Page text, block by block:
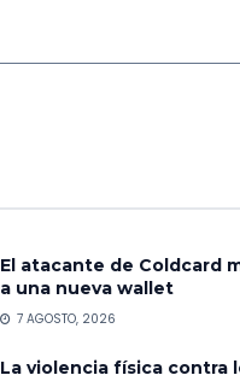
El atacante de Coldcard
a una nueva wallet
7 AGOSTO, 2026
La violencia física contra